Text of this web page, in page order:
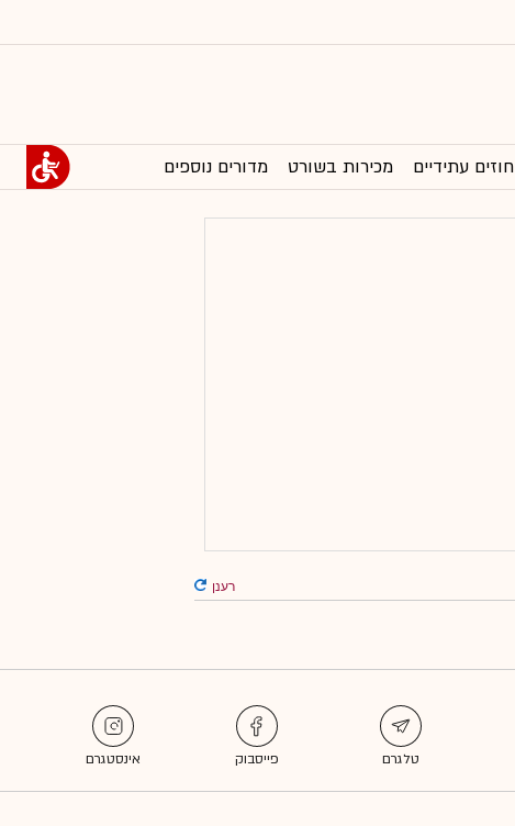
חוזים עתידיים מכירות בשורט מדורים נוספים
רענן